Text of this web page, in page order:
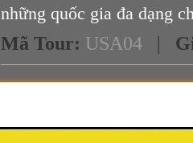
những quốc gia đa dạng
Mã Tour: USA04 |